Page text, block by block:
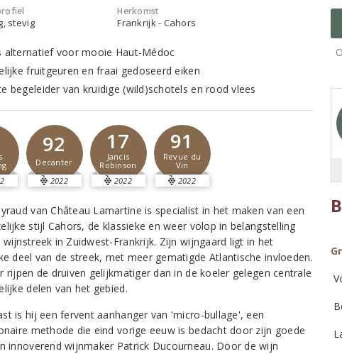
stevig
Herkomst
Frankrijk - Cahors
alternatief voor mooie Haut-Médoc
fruitgeuren en fraai gedoseerd eiken
begeleider van kruidige (wild)schotels en rood vlees
92
Decanter
2022
17
Jancis
Robinson
2022
91
Revue du
Vin
2022
van Château Lamartine is specialist in het maken van een
stijl Cahors, de klassieke en weer volop in belangstelling
wijnstreek in Zuidwest-Frankrijk. Zijn wijngaard ligt in het
deel van de streek, met meer gematigde Atlantische invloeden.
rijpen de druiven gelijkmatiger dan in de koeler gelegen centrale
delen van het gebied.
is hij een fervent aanhanger van 'micro-bullage', een
methode die eind vorige eeuw is bedacht door zijn goede
innoverend wijnmaker Patrick Ducourneau. Door de wijn